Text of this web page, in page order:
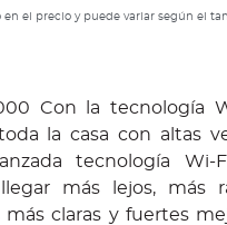
el precio y puede variar según el
Con la tecnología
la casa con altas
tecnología
más lejos, más
claras y fuertes